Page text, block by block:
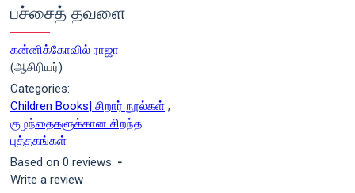
பச்சைத் தவளை
கன்னிக்கோவில் ராஜா
(ஆசிரியர்)
Categories:
Children Books| சிறார் நூல்கள் ,
குழந்தைகளுக்கான சிறந்த
புத்தகங்கள்
Based on 0 reviews. -
Write a review